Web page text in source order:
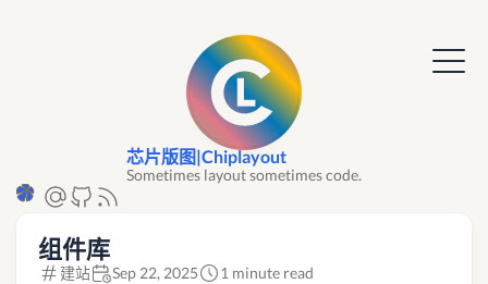
芯片版图|Chiplayout
Sometimes layout sometimes code.
组件库
建站 Sep 22, 2025 1 minute read